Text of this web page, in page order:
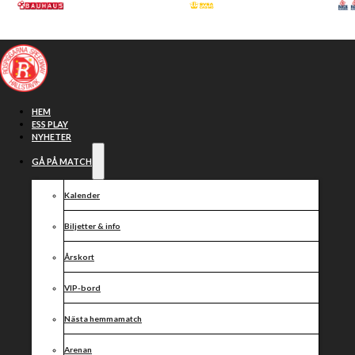
Hoppa till huvudinnehåll
HEM
ESS PLAY
NYHETER
GÅ PÅ MATCH
Kalender
Biljetter & info
Årskort
VIP-bord
Nästa hemmamatch
Arenan
Veckans